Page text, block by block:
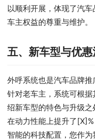
以顺利开展，体现了汽
车主权益的尊重与维护。
五、新车型与优
外呼系统也是汽车品牌推
针对老车主，系统可根
绍新车型的特色与升级
在动力性能上提升了
智能的科技配置，您作